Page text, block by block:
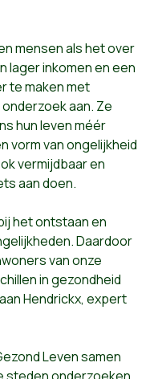
mensen als het over
lager inkomen en een
te maken met
aan. Ze
hun leven méér
vorm van ongelijkheid
vermijdbaar en
aan doen.
het ontstaan en
Daardoor
van onze
in gezondheid
Hendrickx, expert
Leven samen
steden onderzoeken